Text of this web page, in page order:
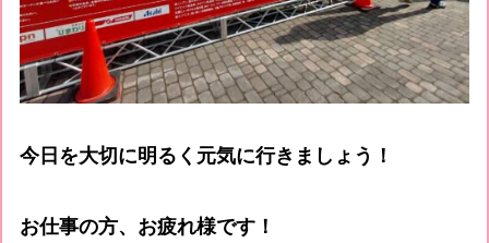
今日を大切に明るく元気に行きましょう！
お仕事の方、お疲れ様です！